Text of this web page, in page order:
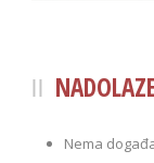
Nema